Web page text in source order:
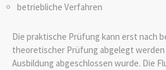
betriebliche Verfahren
Die praktische Prüfung kann erst nach
theoretischer Prüfung abgelegt
Ausbildung abgeschlossen wurde. Die